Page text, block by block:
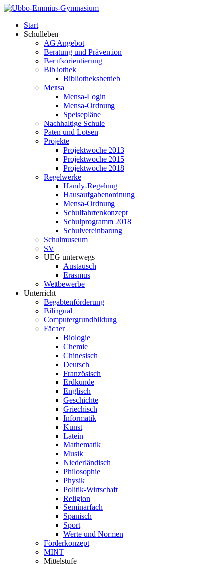
Start
Schulleben
AG Angebot
Beratung und Prävention
Berufsorientierung
Bibliothek
Bibliotheksbetrieb
Mensa
Mensa-Login
Mensa-Ordnung
Speisepläne
Nachhaltige Schule
Paten und Lotsen
Projekte
Projektwoche 2013
Projektwoche 2015
Projektwoche 2018
Regelwerke
Handy-Regelung
Hausaufgabenordnung
Mensa-Ordnung
Schulfahrtenkonzept
Schulprogramm 2018
Schulvereinbarung
Schulmuseum
SV
UEG unterwegs
Austausch
Erasmus
Wettbewerbe
Unterricht
Begabtenförderung
Bilingual
Computergrundbildung
Fächer
Biologie
Chemie
Chinesisch
Deutsch
Französisch
Erdkunde
Englisch
Geschichte
Griechisch
Informatik
Kunst
Latein
Mathematik
Musik
Niederländisch
Philosophie
Physik
Politik-Wirtschaft
Religion
Seminarfach
Spanisch
Sport
Werte und Normen
Förderkonzept
MINT
Mittelstufe